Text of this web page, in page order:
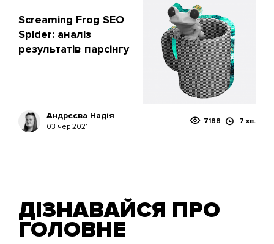
Screaming Frog SEO
Spider: аналіз
результатів парсінгу
Андрєєва Надія
03 чер 2021
7188 7 хв.
ДІЗНАВАЙСЯ ПРО
ГОЛОВНЕ